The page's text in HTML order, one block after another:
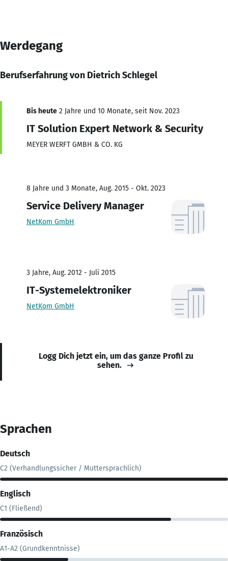
Werdegang
Berufserfahrung von Dietrich Schlegel
Bis heute 2 Jahre und 10 Monate, seit Nov. 2023
IT Solution Expert Network & Security
MEYER WERFT GMBH & CO. KG
8 Jahre und 3 Monate, Aug. 2015 - Okt. 2023
Service Delivery Manager
NetKom GmbH
3 Jahre, Aug. 2012 - Juli 2015
IT-Systemelektroniker
NetKom GmbH
Logg Dich jetzt ein, um das ganze Profil zu
sehen.
Sprachen
Deutsch
C2 (Verhandlungssicher / Muttersprachlich)
Englisch
C1 (Fließend)
Französisch
A1-A2 (Grundkenntnisse)